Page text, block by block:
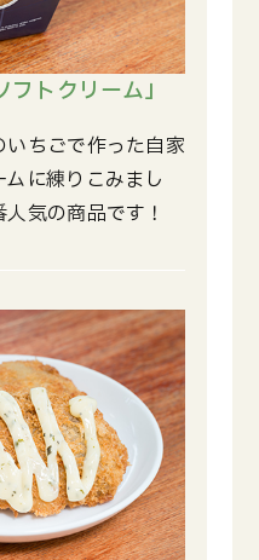
トクリーム」
ちごで作った自家
に練りこみまし
気の商品です！